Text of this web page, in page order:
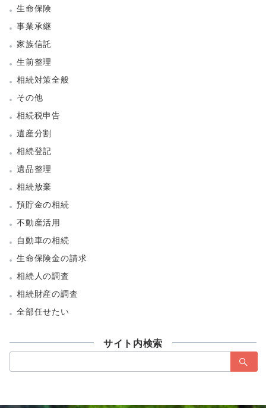
生命保険
事業承継
家族信託
生前整理
相続対策全般
その他
相続税申告
遺産分割
相続登記
遺品整理
相続放棄
預貯金の相続
不動産活用
自動車の相続
生命保険金の請求
相続人の調査
相続財産の調査
全部任せたい
サイト内検索
索：